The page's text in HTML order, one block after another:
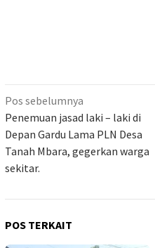
Navigasi
pos
Pos sebelumnya
Penemuan jasad laki – laki di
Depan Gardu Lama PLN Desa
Tanah Mbara, gegerkan warga
sekitar.
POS TERKAIT